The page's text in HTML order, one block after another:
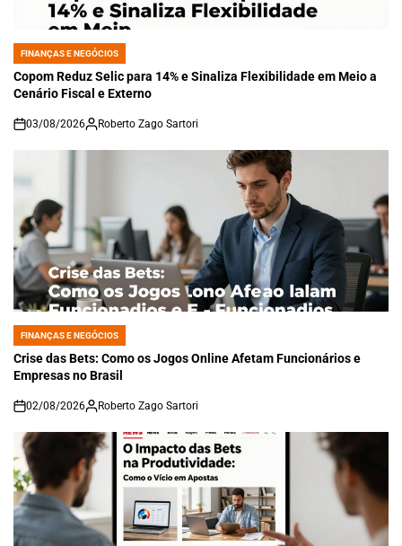
POSTED
IN
FINANÇAS E NEGÓCIOS
Copom Reduz Selic para 14% e Sinaliza Flexibilidade em Meio a
Cenário Fiscal e Externo
on
03/08/2026 Roberto Zago Sartori
POSTED
IN
FINANÇAS E NEGÓCIOS
Crise das Bets: Como os Jogos Online Afetam Funcionários e
Empresas no Brasil
on
02/08/2026 Roberto Zago Sartori